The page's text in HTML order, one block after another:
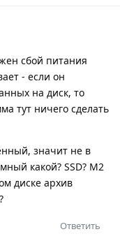
сбой питания
- если он
на диск, то
тут ничего сделать
значит не в
какой? SSD? M2
диске архив
Ответить